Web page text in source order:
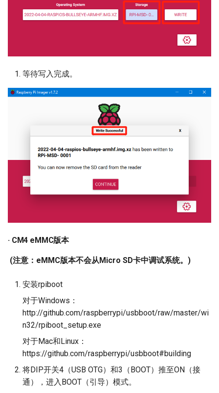
等待写入完成。
· CM4 eMMC版本
(注意：eMMC版本不会从Micro SD卡中调试系统。)
安装rpiboot
对于Windows：
http://github.com/raspberrypi/usbboot/raw/master/wi
n32/rpiboot_setup.exe
对于Mac和Linux：
https://github.com/raspberrypi/usbboot#building
将DIP开关4（USB OTG）和3（BOOT）推至ON（接
通），进入BOOT（引导）模式。